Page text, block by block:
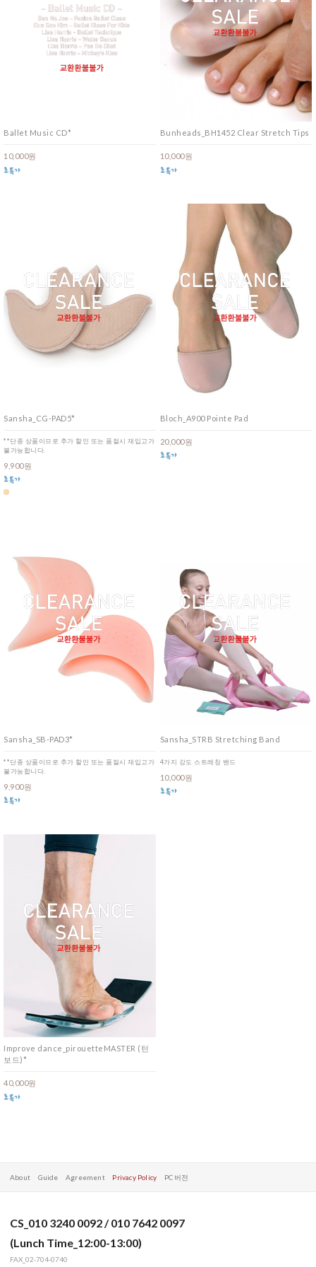
Ballet Music CD*
10,000원
Bunheads_BH1452 Clear Stretch Tips
10,000원
Sansha_CG-PAD5*
**단종 상품이므로 추가 할인 또는 품절시 재입고가
불가능합니다.
9,900원
Bloch_A900 Pointe Pad
20,000원
Sansha_SB-PAD3*
**단종 상품이므로 추가 할인 또는 품절시 재입고가
불가능합니다.
9,900원
Sansha_STRB Stretching Band
4가지 강도 스트레칭 밴드
10,000원
Improve dance_pirouetteMASTER (턴
보드)*
40,000원
About Guide Agreement Privacy Policy PC 버전
CS_010 3240 0092 / 010 7642 0097
(Lunch Time_12:00-13:00)
FAX_02-704-0740